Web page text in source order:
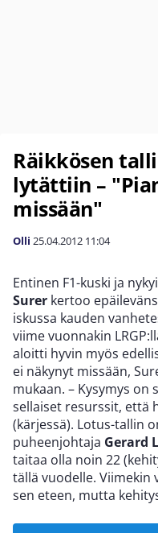
Räikkösen
lytättiin –
missään"
Olli 25.04.2012 11:04
Entinen F1-kuski ja
Surer kertoo
iskussa kauden
viime vuonnakin
aloitti hyvin myös
ei näkynyt missään,
mukaan. – Kysymys
sellaiset resurssit, että
(kärjessä). Lotus-tallin
puheenjohtaja Gerard
taitaa olla noin 22
tällä vuodelle.
sen eteen, mutta